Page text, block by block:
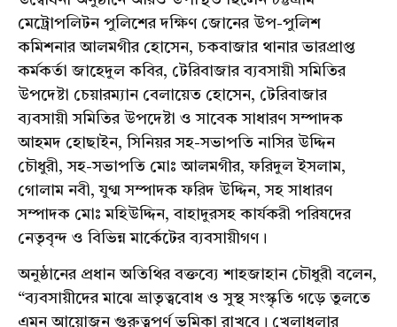
মেট্রোপলিটন পুলিশের দক্ষিণ জোনের উপ-পুলিশ
কমিশনার আলমগীর হোসেন, চকবাজার থানার ভারপ্রাপ্ত
কর্মকর্তা জাহেদুল কবির, টেরিবাজার ব্যবসায়ী সমিতির
উপদেষ্টা চেয়ারম্যান বেলায়েত হোসেন, টেরিবাজার
ব্যবসায়ী সমিতির উপদেষ্টা ও সাবেক সাধারণ সম্পাদক
আহমদ হোছাইন, সিনিয়র সহ-সভাপতি নাসির উদ্দিন
চৌধুরী, সহ-সভাপতি মোঃ আলমগীর, ফরিদুল ইসলাম,
গোলাম নবী, যুগ্ম সম্পাদক ফরিদ উদ্দিন, সহ সাধারণ
সম্পাদক মোঃ মহিউদ্দিন, বাহাদুরসহ কার্যকরী পরিষদের
নেতৃবৃন্দ ও বিভিন্ন মার্কেটের ব্যবসায়ীগণ।
অনুষ্ঠানের প্রধান অতিথির বক্তব্যে শাহজাহান চৌধুরী বলেন,
“ব্যবসায়ীদের মাঝে ভ্রাতৃত্ববোধ ও সুস্থ সংস্কৃতি গড়ে তুলতে
এমন আয়োজন গুরুত্বপূর্ণ ভূমিকা রাখবে। খেলাধুলার